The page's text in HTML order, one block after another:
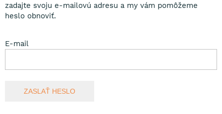
zadajte svoju e-mailovú adresu a my vám pomôžeme
heslo obnoviť.
E-mail
ZASLAŤ HESLO